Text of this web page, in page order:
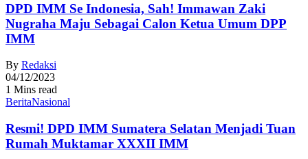
DPD IMM Se Indonesia, Sah! Immawan Zaki
Nugraha Maju Sebagai Calon Ketua Umum DPP
IMM
By Redaksi
04/12/2023
1 Mins read
BeritaNasional
Resmi! DPD IMM Sumatera Selatan Menjadi Tuan
Rumah Muktamar XXXII IMM